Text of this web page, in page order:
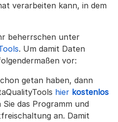
verarbeiten kann, in dem
beherrschen unter
. Um damit Daten
vor:
getan haben, dann
hier kostenlos
das Programm und
an. Damit